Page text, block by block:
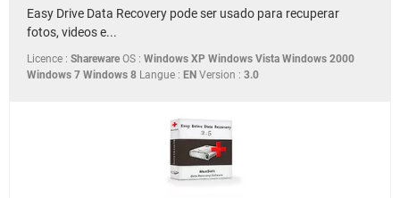
Easy Drive Data Recovery pode ser usado para recuperar
fotos, videos e...
Licence : Shareware OS : Windows XP Windows Vista Windows 2000
Windows 7 Windows 8 Langue : EN Version : 3.0